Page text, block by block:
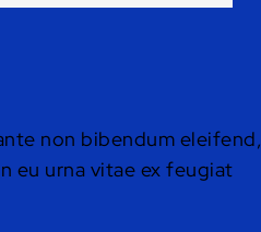
non bibendum eleifend,
eu urna vitae ex feugiat